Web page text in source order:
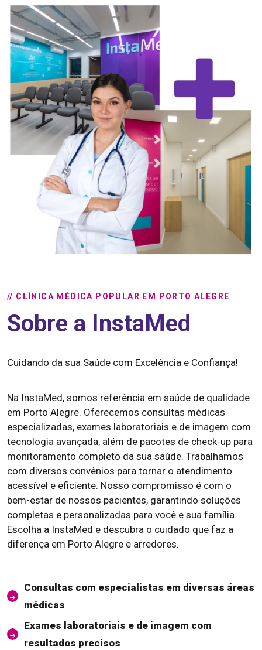
// CLÍNICA MÉDICA POPULAR EM PORTO ALEGRE
Sobre a InstaMed
Cuidando da sua Saúde com Excelência e Confiança!
Na InstaMed, somos referência em saúde de qualidade
em Porto Alegre. Oferecemos consultas médicas
especializadas, exames laboratoriais e de imagem com
tecnologia avançada, além de pacotes de check-up para
monitoramento completo da sua saúde. Trabalhamos
com diversos convênios para tornar o atendimento
acessível e eficiente. Nosso compromisso é com o
bem-estar de nossos pacientes, garantindo soluções
completas e personalizadas para você e sua família.
Escolha a InstaMed e descubra o cuidado que faz a
diferença em Porto Alegre e arredores.
Consultas com especialistas em diversas áreas
médicas
Exames laboratoriais e de imagem com
resultados precisos